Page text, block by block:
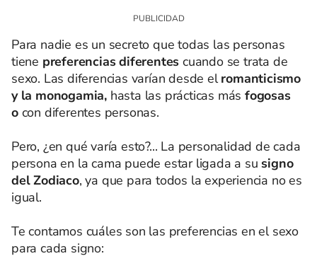
Para nadie es un secreto que todas las personas
tiene preferencias diferentes cuando se trata de
sexo. Las diferencias varían desde elromanticismo
y la monogamia, hasta las prácticas másfogosas
ocon diferentes personas.
Pero, ¿en qué varía esto?... La personalidad de cada
persona en la cama puede estar ligada a su signo
del Zodiaco, ya que para todos la experiencia no es
igual.
Te contamos cuáles son las preferencias en el sexo
para cada signo: